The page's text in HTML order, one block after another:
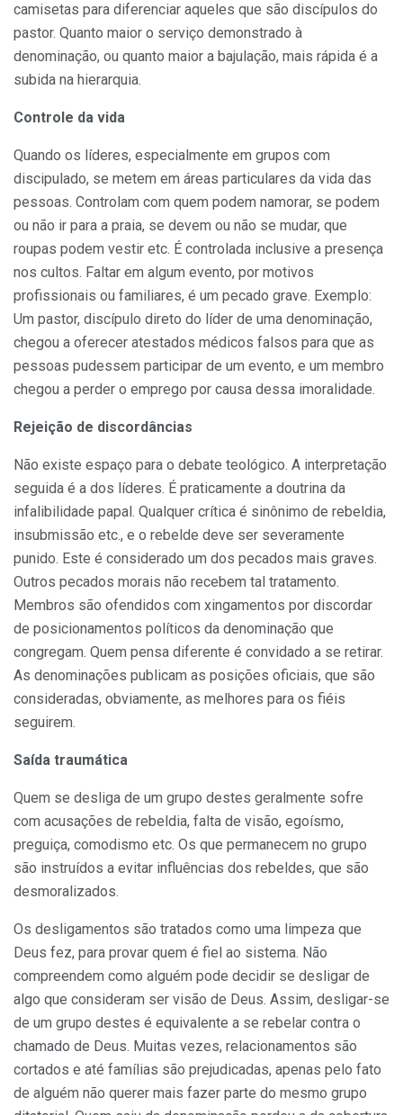
camisetas para diferenciar aqueles que são discípulos do
pastor. Quanto maior o serviço demonstrado à
denominação, ou quanto maior a bajulação, mais rápida é a
subida na hierarquia.
Controle da vida
Quando os líderes, especialmente em grupos com
discipulado, se metem em áreas particulares da vida das
pessoas. Controlam com quem podem namorar, se podem
ou não ir para a praia, se devem ou não se mudar, que
roupas podem vestir etc. É controlada inclusive a presença
nos cultos. Faltar em algum evento, por motivos
profissionais ou familiares, é um pecado grave. Exemplo:
Um pastor, discípulo direto do líder de uma denominação,
chegou a oferecer atestados médicos falsos para que as
pessoas pudessem participar de um evento, e um membro
chegou a perder o emprego por causa dessa imoralidade.
Rejeição de discordâncias
Não existe espaço para o debate teológico. A interpretação
seguida é a dos líderes. É praticamente a doutrina da
infalibilidade papal. Qualquer crítica é sinônimo de rebeldia,
insubmissão etc., e o rebelde deve ser severamente
punido. Este é considerado um dos pecados mais graves.
Outros pecados morais não recebem tal tratamento.
Membros são ofendidos com xingamentos por discordar
de posicionamentos políticos da denominação que
congregam. Quem pensa diferente é convidado a se retirar.
As denominações publicam as posições oficiais, que são
consideradas, obviamente, as melhores para os fiéis
seguirem.
Saída traumática
Quem se desliga de um grupo destes geralmente sofre
com acusações de rebeldia, falta de visão, egoísmo,
preguiça, comodismo etc. Os que permanecem no grupo
são instruídos a evitar influências dos rebeldes, que são
desmoralizados.
Os desligamentos são tratados como uma limpeza que
Deus fez, para provar quem é fiel ao sistema. Não
compreendem como alguém pode decidir se desligar de
algo que consideram ser visão de Deus. Assim, desligar-se
de um grupo destes é equivalente a se rebelar contra o
chamado de Deus. Muitas vezes, relacionamentos são
cortados e até famílias são prejudicadas, apenas pelo fato
de alguém não querer mais fazer parte do mesmo grupo